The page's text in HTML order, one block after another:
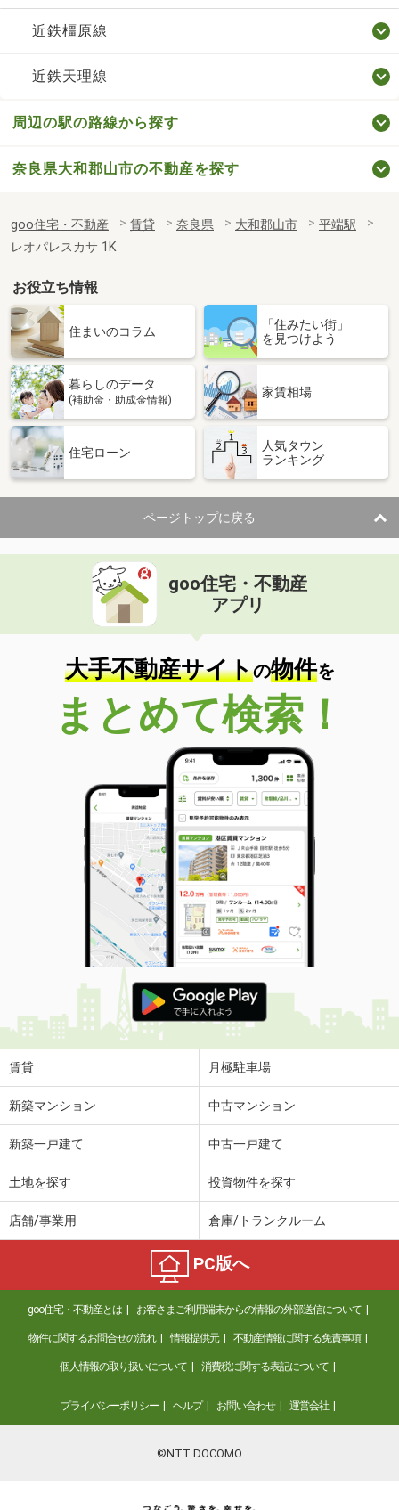
近鉄橿原線
近鉄天理線
周辺の駅の路線から探す
奈良県大和郡山市の不動産を探す
goo住宅・不動産 賃貸 奈良県 大和郡山市
平端駅
レオパレスカサ 1K
お役立ち情報
住まいのコラム
「住みたい街」
を見つけよう
暮らしのデータ
(補助金・助成金情報)
家賃相場
住宅ローン
人気タウン
ランキング
ページトップに戻る
goo住宅・不動産
アプリ
大手不動産サイトの物件を
まとめて検索！
賃貸 月極駐車場
新築マンション 中古マンション
新築一戸建て 中古一戸建て
土地を探す 投資物件を探す
店舗/事業用 倉庫/トランクルーム
PC版へ
goo住宅・不動産とは お客さまご利用端末からの情報の外部送信について
物件に関するお問合せの流れ 情報提供元 不動産情報に関する免責事項
個人情報の取り扱いについて 消費税に関する表記について
プライバシーポリシー ヘルプ お問い合わせ 運営会社
©NTT DOCOMO